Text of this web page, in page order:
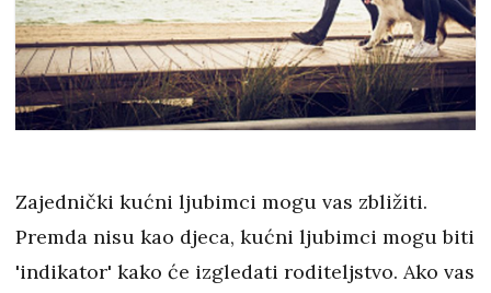
Zajednički kućni ljubimci mogu vas zbližiti.
Premda nisu kao djeca, kućni ljubimci mogu biti
'indikator' kako će izgledati roditeljstvo. Ako vas